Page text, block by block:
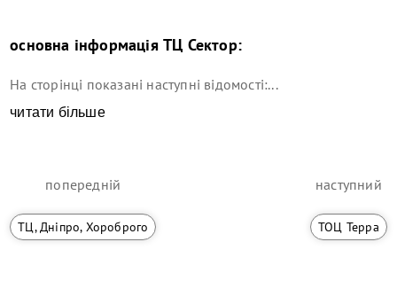
основна інформаціяТЦ Сектор:
На сторінці показані наступні відомості:...
читати більше
попередній
ТЦ, Дніпро, Хороброго
наступний
ТОЦ Терра